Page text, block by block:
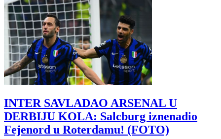
INTER SAVLADAO ARSENAL U
DERBIJU KOLA: Salcburg iznenadio
Fejenord u Roterdamu! (FOTO)